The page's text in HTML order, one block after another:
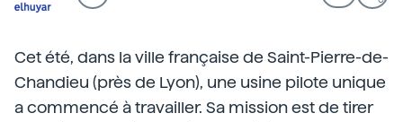
Cet été, dans la ville française de Saint-Pierre-de-
Chandieu (près de Lyon), une usine pilote unique
a commencé à travailler. Sa mission est de tirer